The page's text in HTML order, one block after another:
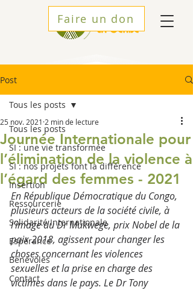
Faire un don
Post
Tous les posts
SI : une vie transformée
SI : nos projets font la différence
Insertion
Ressourcerie
Solidarité Internationale
Espérance
Bénévoles
Contact
Tous les posts
Journée Internationale pour
l’élimination de la violence à
l’égard des femmes - 2021
25 nov. 2021 2 min de lecture
En République Démocratique du Congo,
plusieurs acteurs de la société civile, à
l’image du Dr Mukwege, prix Nobel de la
paix 2018, agissent pour changer les
choses concernant les violences
sexuelles et la prise en charge des
victimes dans le pays. Le Dr Tony